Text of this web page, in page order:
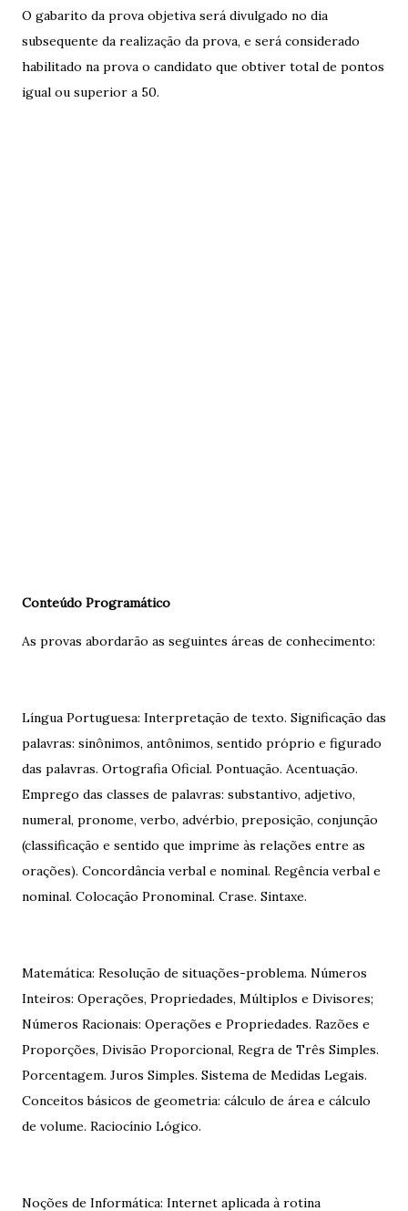
O gabarito da prova objetiva será divulgado no dia
subsequente da realização da prova, e será considerado
habilitado na prova o candidato que obtiver total de pontos
igual ou superior a 50.
Conteúdo Programático
As provas abordarão as seguintes áreas de conhecimento:
Língua Portuguesa: Interpretação de texto. Significação das
palavras: sinônimos, antônimos, sentido próprio e figurado
das palavras. Ortografia Oficial. Pontuação. Acentuação.
Emprego das classes de palavras: substantivo, adjetivo,
numeral, pronome, verbo, advérbio, preposição, conjunção
(classificação e sentido que imprime às relações entre as
orações). Concordância verbal e nominal. Regência verbal e
nominal. Colocação Pronominal. Crase. Sintaxe.
Matemática: Resolução de situações-problema. Números
Inteiros: Operações, Propriedades, Múltiplos e Divisores;
Números Racionais: Operações e Propriedades. Razões e
Proporções, Divisão Proporcional, Regra de Três Simples.
Porcentagem. Juros Simples. Sistema de Medidas Legais.
Conceitos básicos de geometria: cálculo de área e cálculo
de volume. Raciocínio Lógico.
Noções de Informática: Internet aplicada à rotina